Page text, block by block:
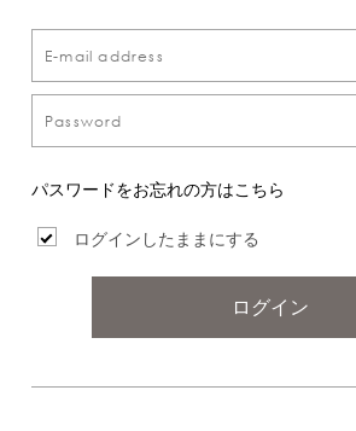
パスワードをお忘れの方はこちら
ログインしたままにする
ログイン